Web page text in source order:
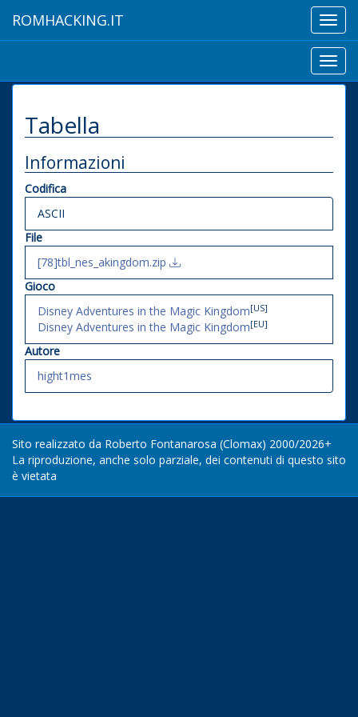
ROMHACKING.IT
Tabella
Informazioni
Codifica
ASCII
File
[78]tbl_nes_akingdom.zip
Gioco
Disney Adventures in the Magic Kingdom[US]
Disney Adventures in the Magic Kingdom[EU]
Autore
hight1mes
Sito realizzato da Roberto Fontanarosa (Clomax) 2000/2026+
La riproduzione, anche solo parziale, dei contenuti di questo sito
è vietata